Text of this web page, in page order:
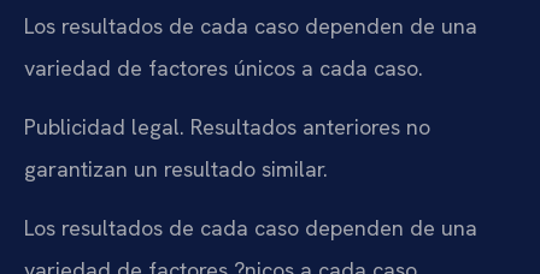
Los resultados de cada caso dependen de una
variedad de factores únicos a cada caso.
Publicidad legal. Resultados anteriores no
garantizan un resultado similar.
Los resultados de cada caso dependen de una